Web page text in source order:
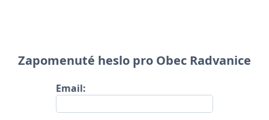
Zapomenuté heslo pro Obec Radvanice
Email: